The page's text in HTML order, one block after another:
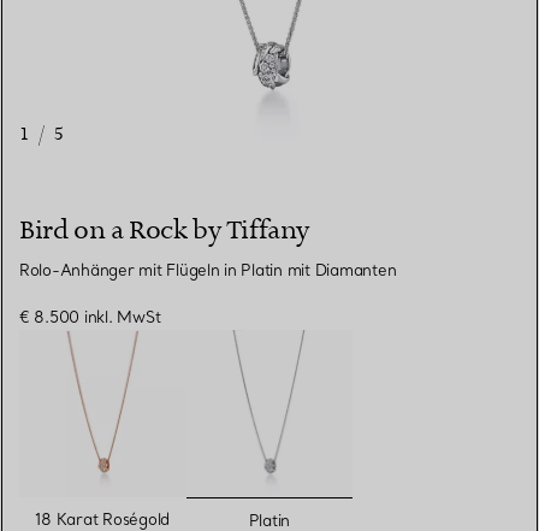
1 / 5
Bird on a Rock by Tiffany
Rolo-Anhänger mit Flügeln in Platin mit Diamanten
€ 8.500 inkl. MwSt
18 Karat Roségold ausgewählt
Platin